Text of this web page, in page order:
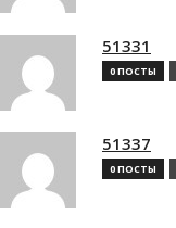
51331
0 ПОСТЫ
51337
0 ПОСТЫ